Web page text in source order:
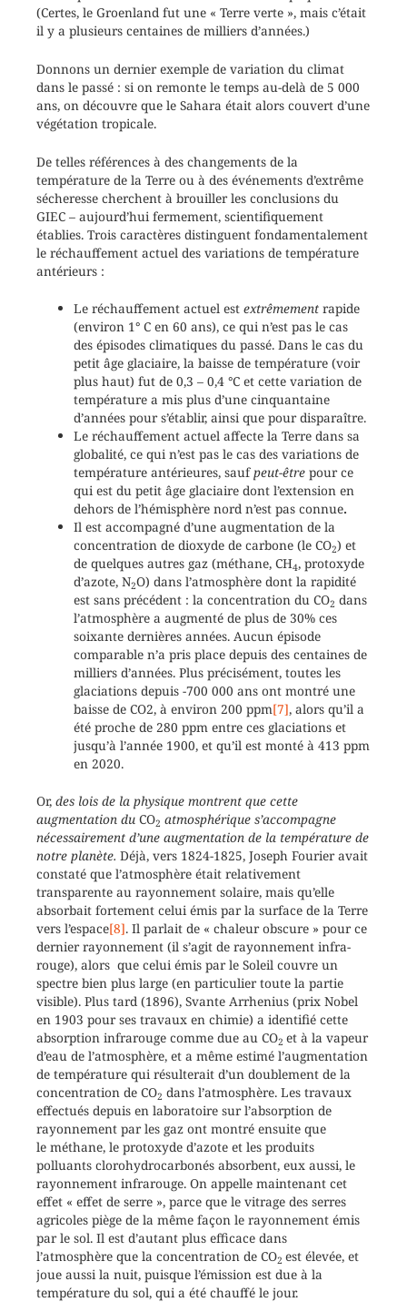
(Certes, le Groenland fut une « Terre verte », mais c’était
il y a plusieurs centaines de milliers d’années.)
Donnons un dernier exemple de variation du climat
dans le passé : si on remonte le temps au-delà de 5 000
ans, on découvre que le Sahara était alors couvert d’une
végétation tropicale.
De telles références à des changements de la
température de la Terre ou à des événements d’extrême
sécheresse cherchent à brouiller les conclusions du
GIEC – aujourd’hui fermement, scientifiquement
établies. Trois caractères distinguent fondamentalement
le réchauffement actuel des variations de température
antérieurs :
Le réchauffement actuel estextrêmement rapide
(environ 1° C en 60 ans), ce qui n’est pas le cas
des épisodes climatiques du passé. Dans le cas du
petit âge glaciaire, la baisse de température (voir
plus haut) fut de 0,3 – 0,4 °C et cette variation de
température a mis plus d’une cinquantaine
d’années pour s’établir, ainsi que pour disparaître.
Le réchauffement actuel affecte la Terre dans sa
globalité, ce qui n’est pas le cas des variations de
température antérieures, saufpeut-être pour ce
qui est du petit âge glaciaire dont l’extension en
dehors de l’hémisphère nord n’est pas connue.
Il est accompagné d’une augmentation de la
concentration de dioxyde de carbone (le CO2) et
de quelques autres gaz (méthane, CH4, protoxyde
d’azote, N2O) dans l’atmosphère dont la rapidité
est sans précédent : la concentration du CO2 dans
l’atmosphère a augmenté de plus de 30% ces
soixante dernières années. Aucun épisode
comparable n’a pris place depuis des centaines de
milliers d’années. Plus précisément, toutes les
glaciations depuis -700 000 ans ont montré une
baisse de CO2, à environ 200 ppm[7], alors qu’il a
été proche de 280 ppm entre ces glaciations et
jusqu’à l’année 1900, et qu’il est monté à 413 ppm
en 2020.
Or, des lois de la physique montrent que cette
augmentation du CO2 atmosphérique s’accompagne
nécessairement d’une augmentation de la température de
notre planète. Déjà, vers 1824-1825, Joseph Fourier avait
constaté que l’atmosphère était relativement
transparente au rayonnement solaire, mais qu’elle
absorbait fortement celui émis par la surface de la Terre
vers l’espace[8]. Il parlait de « chaleur obscure » pour ce
dernier rayonnement (il s’agit de rayonnement infra-
rouge), alors que celui émis par le Soleil couvre un
spectre bien plus large (en particulier toute la partie
visible). Plus tard (1896), Svante Arrhenius (prix Nobel
en 1903 pour ses travaux en chimie) a identifié cette
absorption infrarouge comme due au CO2 et à la vapeur
d’eau de l’atmosphère, et a même estimé l’augmentation
de température qui résulterait d’un doublement de la
concentration de CO2 dans l’atmosphère. Les travaux
effectués depuis en laboratoire sur l’absorption de
rayonnement par les gaz ont montré ensuite que
le méthane, le protoxyde d’azote et les produits
polluants clorohydrocarbonés absorbent, eux aussi, le
rayonnement infrarouge. On appelle maintenant cet
effet « effet de serre », parce que le vitrage des serres
agricoles piège de la même façon le rayonnement émis
par le sol. Il est d’autant plus efficace dans
l’atmosphère que la concentration de CO2 est élevée, et
joue aussi la nuit, puisque l’émission est due à la
température du sol, qui a été chauffé le jour.